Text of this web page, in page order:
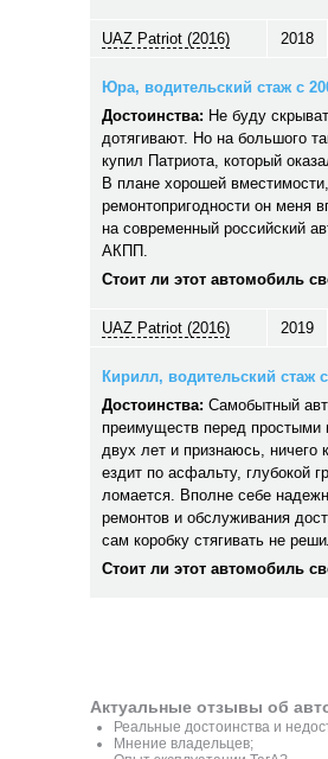
UAZ Patriot (2016) 2018
Юра, водительский стаж с
Достоинства: Не буду
дотягивают. Но на большого
купил Патриота, который
В плане хорошей
ремонтопригодности он меня
на современный российский
АКПП.
Стоит ли этот автомобиль
UAZ Patriot (2016) 2019
Кирилл, водительский стаж с
Достоинства: Самобытный
преимуществ перед
двух лет и признаюсь, ничего
ездит по асфальту, глубокой
ломается. Вполне себе
ремонтов и обслуживания
сам коробку стягивать не
Стоит ли этот автомобиль
Актуальные отзывы об
Реальные достоинства и
Мнение владельцев;